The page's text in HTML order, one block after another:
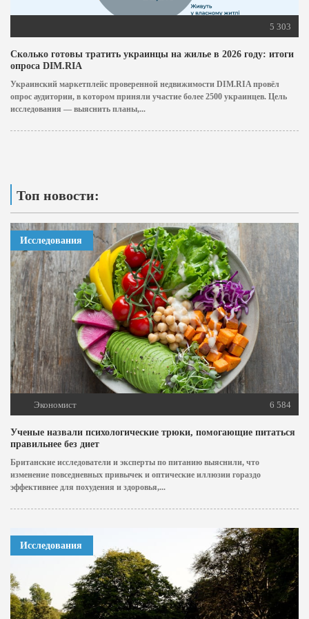
5 303
Сколько готовы тратить украинцы на жилье в 2026 году: итоги
опроса DIM.RIA
Украинский маркетплейс проверенной недвижимости DIM.RIA провёл
опрос аудитории, в котором приняли участие более 2500 украинцев. Цель
исследования — выяснить планы,...
Топ новости:
Исследования
Экономист 6 584
Ученые назвали психологические трюки, помогающие питаться
правильнее без диет
Британские исследователи и эксперты по питанию выяснили, что
изменение повседневных привычек и оптические иллюзии гораздо
эффективнее для похудения и здоровья,...
Исследования